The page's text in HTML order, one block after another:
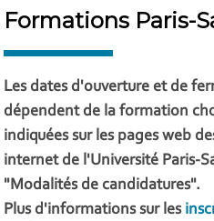
Formations Paris-
Les dates d'ouverture et de
dépendent de la formation
indiquées sur les pages web
internet de l'Université Paris-
"Modalités de candidatures".
Plus d'informations sur les